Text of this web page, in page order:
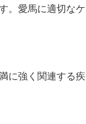
。愛馬に適切なケ
に強く関連する疾